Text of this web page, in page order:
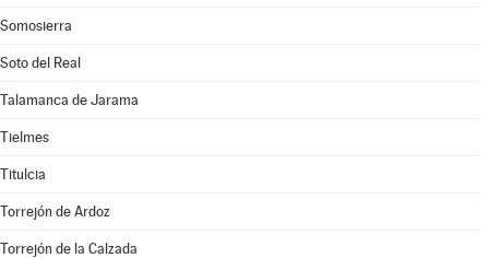
Somosierra
Soto del Real
Talamanca de Jarama
Tielmes
Titulcia
Torrejón de Ardoz
Torrejón de la Calzada